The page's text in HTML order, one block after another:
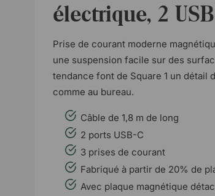
électrique, 2
Prise de courant moderne
une suspension facile sur des
tendance font de Square 1 un détail
comme au bureau.
Câble de 1,8 m de long
2 ports USB-C
3 prises de courant
Fabriqué à partir de 20% de
Avec plaque magnétique